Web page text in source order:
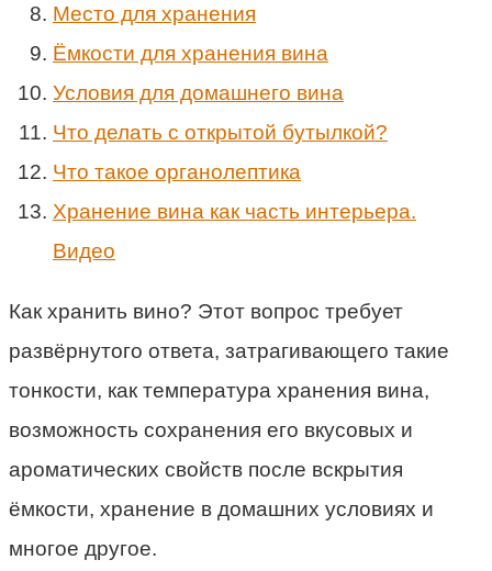
Место для хранения
Ёмкости для хранения вина
Условия для домашнего вина
Что делать с открытой бутылкой?
Что такое органолептика
Хранение вина как часть интерьера.
Видео
Как хранить вино? Этот вопрос требует
развёрнутого ответа, затрагивающего такие
тонкости, как температура хранения вина,
возможность сохранения его вкусовых и
ароматических свойств после вскрытия
ёмкости, хранение в домашних условиях и
многое другое.